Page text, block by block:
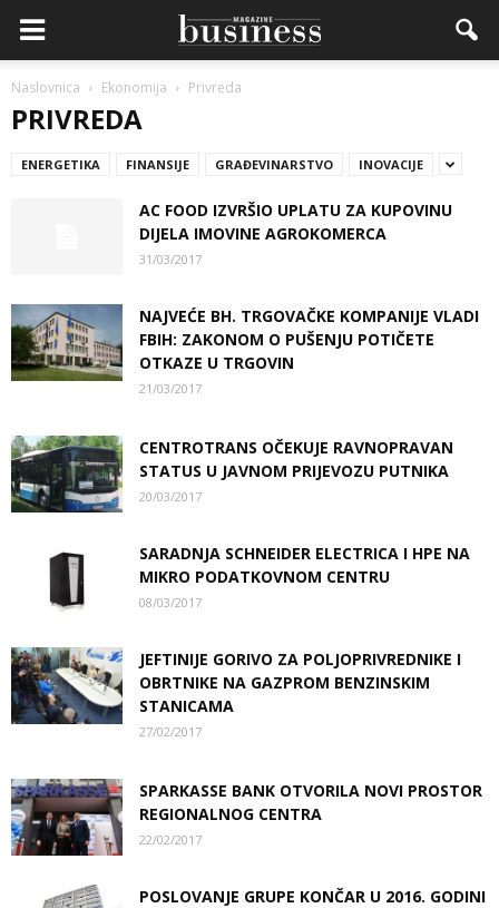
Naslovnica Ekonomija Privreda
PRIVREDA
ENERGETIKA FINANSIJE GRAĐEVINARSTVO INOVACIJE
AC FOOD IZVRŠIO UPLATU ZA KUPOVINU
DIJELA IMOVINE AGROKOMERCA
31/03/2017
NAJVEĆE BH. TRGOVAČKE KOMPANIJE VLADI
FBIH: ZAKONOM O PUŠENJU POTIČETE
OTKAZE U TRGOVIN
21/03/2017
CENTROTRANS OČEKUJE RAVNOPRAVAN
STATUS U JAVNOM PRIJEVOZU PUTNIKA
20/03/2017
SARADNJA SCHNEIDER ELECTRICA I HPE NA
MIKRO PODATKOVNOM CENTRU
08/03/2017
JEFTINIJE GORIVO ZA POLJOPRIVREDNIKE I
OBRTNIKE NA GAZPROM BENZINSKIM
STANICAMA
27/02/2017
SPARKASSE BANK OTVORILA NOVI PROSTOR
REGIONALNOG CENTRA
22/02/2017
POSLOVANJE GRUPE KONČAR U 2016. GODINI